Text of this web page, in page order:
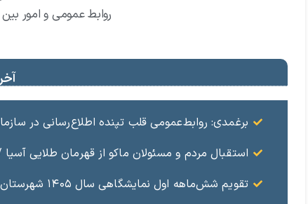
روابط عمومی و امور
برغمدی: روابط‌عمومی قلب تپنده اطلاع‌رسانی در
استقبال مردم و مسئولان ماکو از قهرمان طلایی
تقویم شش‌ماهه اول نمایشگاهی سال ۱۴۰۵ شهرستان ماکو